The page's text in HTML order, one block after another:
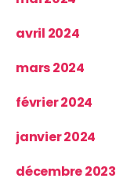
avril 2024
mars 2024
février 2024
janvier 2024
décembre 2023